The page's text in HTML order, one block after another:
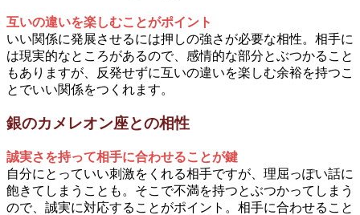
互いの違いを楽しむことがポイント
いい関係に発展させるには押しの強さが必要な相性。相手に
は現実的なところがあるので、感情的な部分とぶつかること
もありますが、反発せずに互いの違いを楽しむ余裕を持つこ
とでいい関係をつくれます。
銀のカメレオン座との相性
誠実さを持って相手に合わせることが鍵
自分にとっていい刺激をくれる相手ですが、理屈っぽい話に
飽きてしまうことも。そこで不満を持つとぶつかってしまう
ので、誠実に対応することがポイント。相手に合わせること